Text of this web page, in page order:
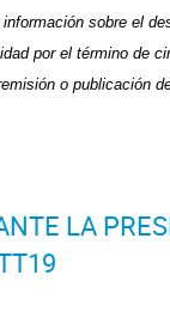
información sobre el
por el término de
o publicación
LA